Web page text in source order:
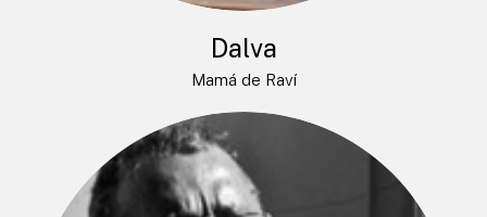
Dalva
Mamá de Raví